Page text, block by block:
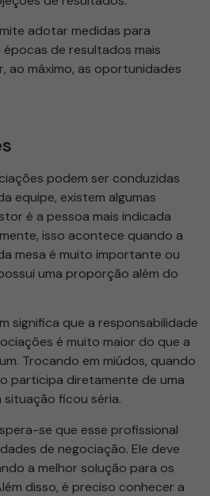
adotar medidas para
de resultados mais
ao máximo, as oportunidades
podem ser conduzidas
equipe, existem algumas
é a pessoa mais indicada
isso acontece quando a
mesa é muito importante ou
uma proporção além do
significa que a responsabilidade
é muito maior do que a
Trocando em miúdos, quando
participa diretamente de uma
ficou séria.
se que esse profissional
de negociação. Ele deve
a melhor solução para os
disso, é preciso conhecer a